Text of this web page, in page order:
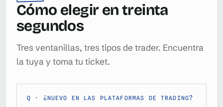
Cómo elegir en treinta
segundos
Tres ventanillas, tres tipos de trader. Encuentra
la tuya y toma tu ticket.
¿NUEVO EN LAS PLATAFORMAS DE TRADING?